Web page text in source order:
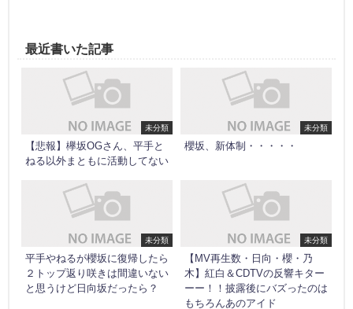
最近書いた記事
未分類
【悲報】欅坂OGさん、平手と
ねる以外まともに活動してない
未分類
櫻坂、新体制・・・・・
未分類
平手やねるが櫻坂に復帰したら
２トップ返り咲きは間違いない
と思うけど日向坂だったら？
未分類
【MV再生数・日向・櫻・乃
木】紅白＆CDTVの反響キター
ーー！！披露後にバズったのは
もちろんあのアイド